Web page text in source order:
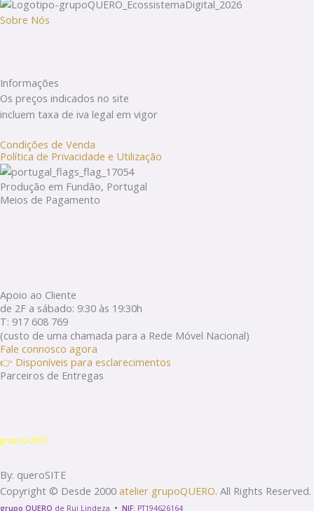
Sobre Nós
Informações
Os preços indicados no site
incluem taxa de iva legal em vigor
Condições de Venda
Política de Privacidade e Utilização
Produção em Fundão, Portugal
Meios de Pagamento
Apoio ao Cliente
de 2F a sábado: 9:30 às 19:30h
T: 917 608 769
(custo de uma chamada para a Rede Móvel Nacional)
Fale connosco agora
👉 Disponíveis para esclarecimentos
Parceiros de Entregas
grupoQUERO
By: queroSITE
Copyright © Desde 2000 atelier grupoQUERO. All Rights Reserved.
grupo QUERO de Rui Lindeza • NIF: PT194626164